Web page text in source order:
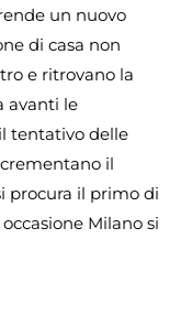
un nuovo
di casa non
e ritrovano la
avanti le
tentativo delle
il
procura il primo di
Milano si